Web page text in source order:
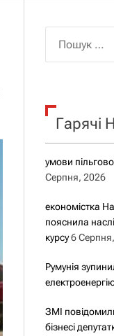
к
Гарячі
умови
Серпня, 2026
економістка
пояснила
курсу 6
Румунія
ЗМІ
бізнесі